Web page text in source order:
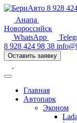
8 928
Анапа
Новороссийск
WhatsApp
8 928 424 98 38
Оставить заявку
Главная
Автопарк
Эконом